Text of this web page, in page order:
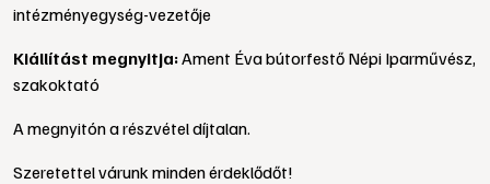
intézményegység-vezetője
Kiállítást megnyitja:Ament Éva bútorfestő Népi Iparművész,
szakoktató
A megnyitón a részvétel díjtalan.
Szeretettel várunk minden érdeklődőt!